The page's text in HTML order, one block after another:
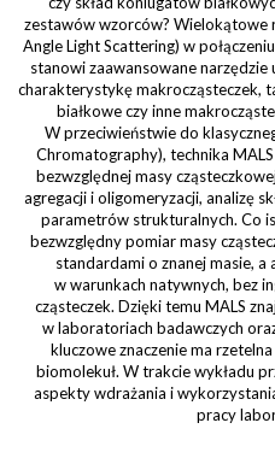
zestawów wzorców? Wielokątowe
Angle Light Scattering) w
stanowi zaawansowane
charakterystykę makrocząsteczek,
białkowe czy inne
W przeciwieństwie do
Chromatography), technika
bezwzględnej masy
agregacji i oligomeryzacji, analizę
parametrów strukturalnych. Co
bezwzględny pomiar masy
standardami o znanej masie,
w warunkach natywnych, bez
cząsteczek. Dzięki temu MALS
w laboratoriach badawczych
kluczowe znaczenie ma
biomolekuł. W trakcie wykładu
aspekty wdrażania i
pracy